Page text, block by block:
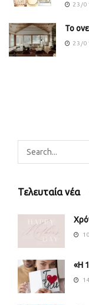
23/
Το
23/
Τελευταία νέα
«Η